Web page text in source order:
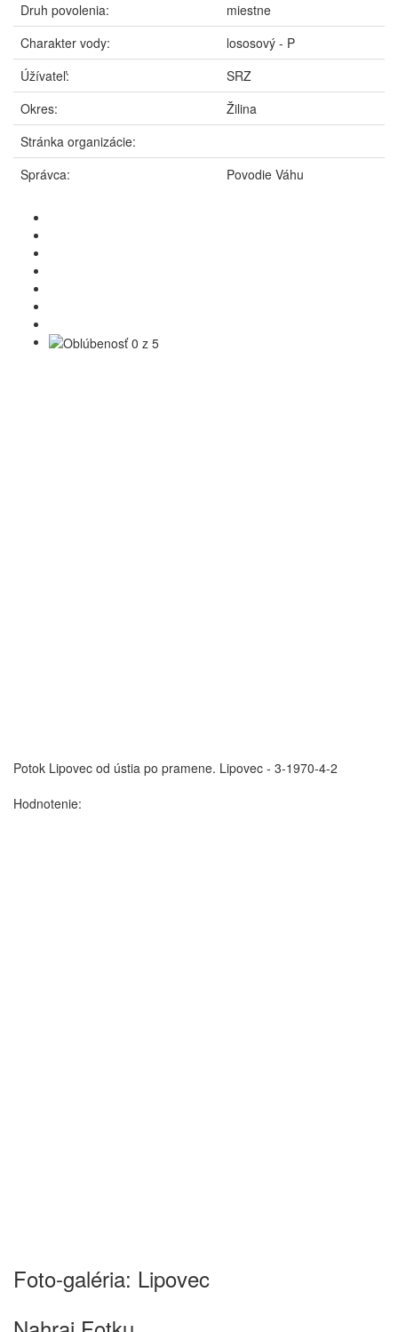
Druh povolenia:
miestne
Charakter vody:
lososový - P
Úžívateľ:
SRZ
Okres:
Žilina
Stránka organizácie:
Správca:
Povodie Váhu
Potok Lipovec od ústia po pramene. Lipovec - 3-1970-4-2
Hodnotenie:
Foto-galéria: Lipovec